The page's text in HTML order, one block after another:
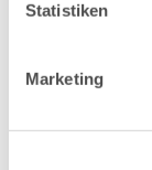
Statistiken
Marketing
2015
2014